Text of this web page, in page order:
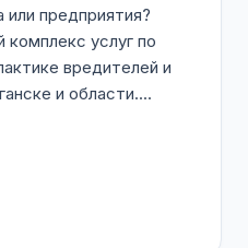
предприятия?
услуг по
вредителей и
и области....